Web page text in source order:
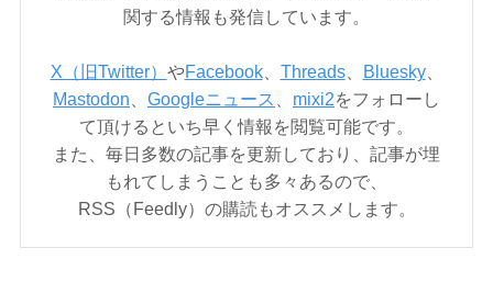
関する情報も発信しています。
X（旧Twitter） やFacebook、 Threads、 Bluesky、
Mastodon
Googleニュース mixi2をフォローし
て頂けるといち早く情報を閲覧可能です。
また、毎日多数の記事を更新しており、記事が埋
もれてしまうことも多々あるので、
RSS（Feedly）の購読もオススメします。